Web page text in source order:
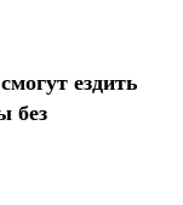
ездить
без